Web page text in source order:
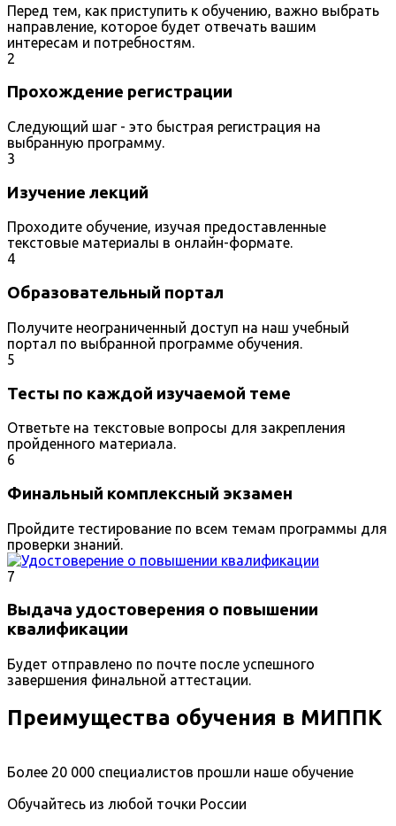
Перед тем, как приступить к обучению, важно выбрать
направление, которое будет отвечать вашим
интересам и потребностям.
2
Прохождение регистрации
Следующий шаг - это быстрая регистрация на
выбранную программу.
3
Изучение лекций
Проходите обучение, изучая предоставленные
текстовые материалы в онлайн-формате.
4
Образовательный портал
Получите неограниченный доступ на наш учебный
портал по выбранной программе обучения.
5
Тесты по каждой изучаемой теме
Ответьте на текстовые вопросы для закрепления
пройденного материала.
6
Финальный комплексный экзамен
Пройдите тестирование по всем темам программы для
проверки знаний.
7
Выдача удостоверения о повышении
квалификации
Будет отправлено по почте после успешного
завершения финальной аттестации.
Преимущества обучения в МИППК
Более 20 000 специалистов прошли наше обучение
Обучайтесь из любой точки России